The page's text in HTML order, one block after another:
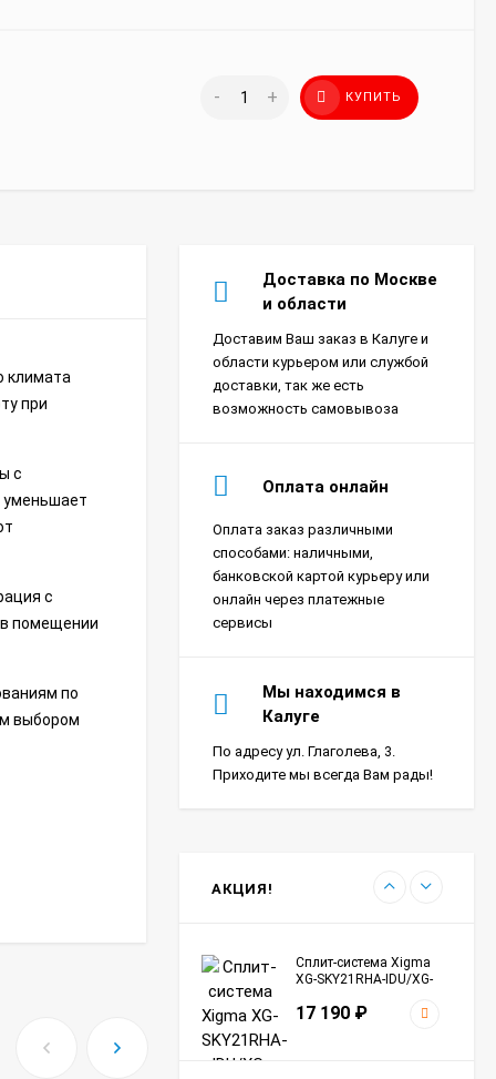
- + КУПИТЬ
климата
при
с
уменьшает
с
помещении
по
выбором
Доставка по Москве
и области
Доставим Ваш заказ в Калуге и
области курьером или службой
доставки, так же есть
возможность самовывоза
Оплата онлайн
Оплата заказ различными
способами: наличными,
банковской картой курьеру или
онлайн через платежные
сервисы
Мы находимся в
Калуге
По адресу ул. Глаголева, 3.
Приходите мы всегда Вам рады!
АКЦИЯ!
Сплит-система Xigma
SKY27RHA-ODU Sky
18 390₽
Сплит-система Ultima
Comfort SIR-I07PN-
IN/SIR-I07PN-OUT Sirius
Сплит-система Xigma
XG-SKY21RHA-IDU/XG-
17 190 ₽